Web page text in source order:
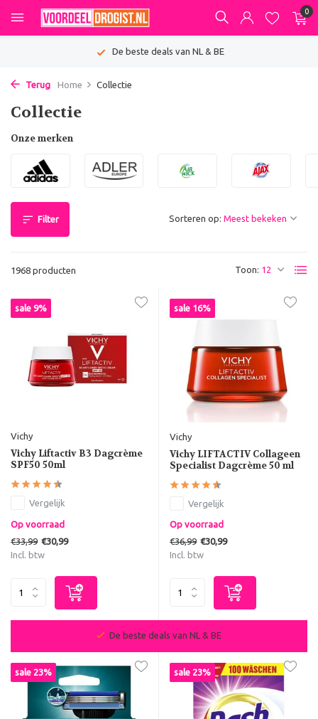
0
De beste deals van NL & BE
Terug Home Collectie
Collectie
Onze merken
Filter
1968 producten Toon:
Sorteren op:
sale 9%
Vichy
Vichy Liftactiv B3 Dagcrème
SPF50 50ml
Vergelijk
Op voorraad
€33,99 €30,99
Incl. btw
sale 16%
Vichy
Vichy LIFTACTIV Collageen
Specialist Dagcrème 50 ml
Vergelijk
Op voorraad
€36,99 €30,99
Incl. btw
De beste deals van NL & BE
sale 23% sale 23%